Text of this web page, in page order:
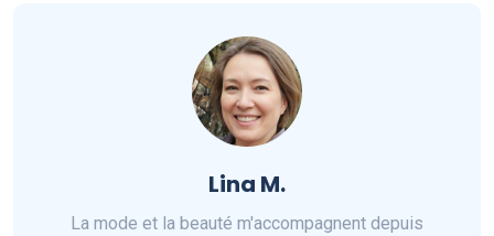
Lina M.
La mode et la beauté m'accompagnent depuis